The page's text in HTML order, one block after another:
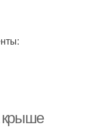
крыше